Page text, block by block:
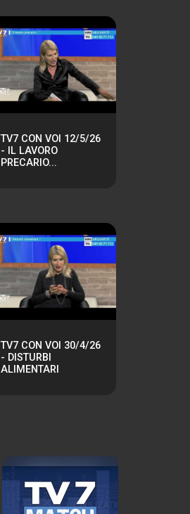
TV7 CON VOI 12/5/26
- IL LAVORO
PRECARIO...
TV7 CON VOI 30/4/26
- DISTURBI
ALIMENTARI